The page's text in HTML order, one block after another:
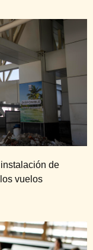
de
vuelos